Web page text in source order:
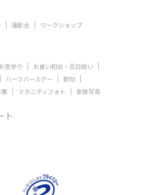
撮影会 ワークショップ
宮参り
お食い初め・百日祝い
ハーフバースデー
節句
マタニティフォト 家族写真
ト